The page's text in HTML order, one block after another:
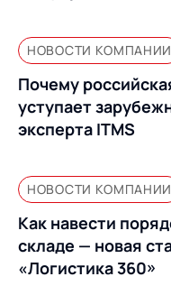
НОВОСТИ КОМПАНИИ
Почему
уступает
эксперта ITMS
НОВОСТИ КОМПАНИИ
Как навести
складе — новая
«Логистика 360»